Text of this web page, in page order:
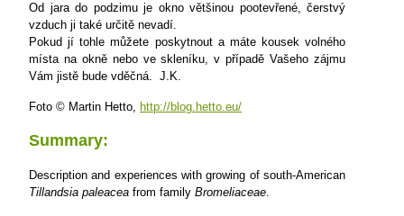
Od jara do podzimu je okno většinou pootevřené, čerstvý
vzduch ji také určitě nevadí.
Pokud jí tohle můžete poskytnout a máte kousek volného
místa na okně nebo ve skleníku, v případě Vašeho zájmu
Vám jistě bude vděčná. J.K.
Foto © Martin Hetto, http://blog.hetto.eu/
Summary:
Description and experiences with growing of south-American
Tillandsia paleacea from family Bromeliaceae.